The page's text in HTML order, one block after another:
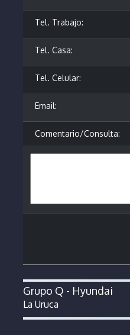
Tel. Trabajo:
Tel. Casa:
Tel. Celular:
Email:
Comentario/Consulta:
Grupo Q - Hyundai
La Uruca